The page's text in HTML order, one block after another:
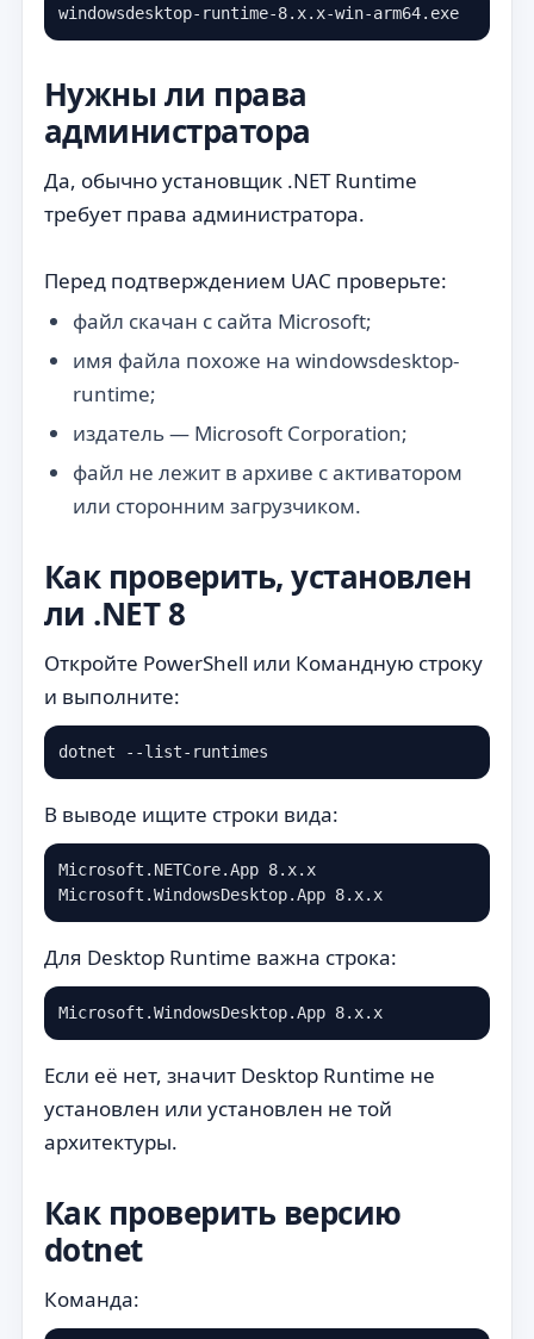
windowsdesktop-runtime-8.x.x-win-arm64.exe
Нужны ли права
администратора
Да, обычно установщик .NET Runtime
требует права администратора.
Перед подтверждением UAC проверьте:
файл скачан с сайта Microsoft;
имя файла похоже на windowsdesktop-
runtime;
издатель — Microsoft Corporation;
файл не лежит в архиве с активатором
или сторонним загрузчиком.
Как проверить, установлен
ли .NET 8
Откройте PowerShell или Командную строку
и выполните:
dotnet --list-runtimes
В выводе ищите строки вида:
Microsoft.NETCore.App 8.x.x
Microsoft.WindowsDesktop.App 8.x.x
Для Desktop Runtime важна строка:
Microsoft.WindowsDesktop.App 8.x.x
Если её нет, значит Desktop Runtime не
установлен или установлен не той
архитектуры.
Как проверить версию
dotnet
Команда: